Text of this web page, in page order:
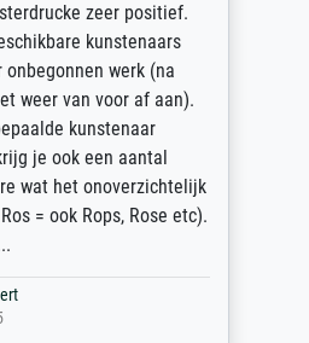
zeer positief.
kunstenaars
werk (na
weer van voor af aan).
kunstenaar
je ook een aantal
wat het onoverzichtelijk
= ook Rops, Rose etc).